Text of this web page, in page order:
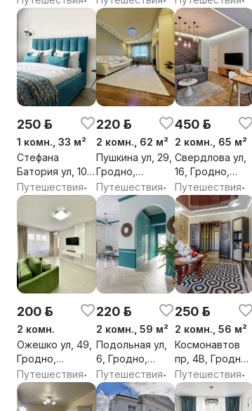
обл.
обл.
обл.
250 р.
1 комн., 33 м²
Стефана
Батория ул, 10,
Гродно,
Гродненская
Путешествия•
220 р.
2 комн., 62 м²
Пушкина ул, 29,
Гродно,
Гродненская
обл.
Путешествия•
450 р.
2 комн., 65 м²
Свердлова ул,
16, Гродно,
Гродненская
обл.
Путешествия•
200 р.
2 комн.
Ожешко ул, 49,
Гродно,
Гродненская
обл.
Путешествия•
220 р.
2 комн., 59 м²
Подольная ул,
6, Гродно,
Гродненская
обл.
Путешествия•
250 р.
2 комн., 56 м²
Космонавтов
пр, 4В, Гродно,
Гродненская
обл.
Путешествия•